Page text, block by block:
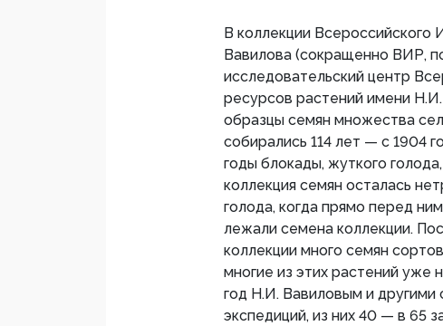
В коллекции
Вавилова (сокращенно ВИР,
исследовательский центр
ресурсов растений имени
образцы семян множества
собирались 114 лет — c 1904
годы блокады, жуткого
коллекция семян осталась
голода, когда прямо перед
лежали семена коллекции.
коллекции много семян
многие из этих растений уже
год Н.И. Вавиловым и
экспедиций, из них 40 — в 65